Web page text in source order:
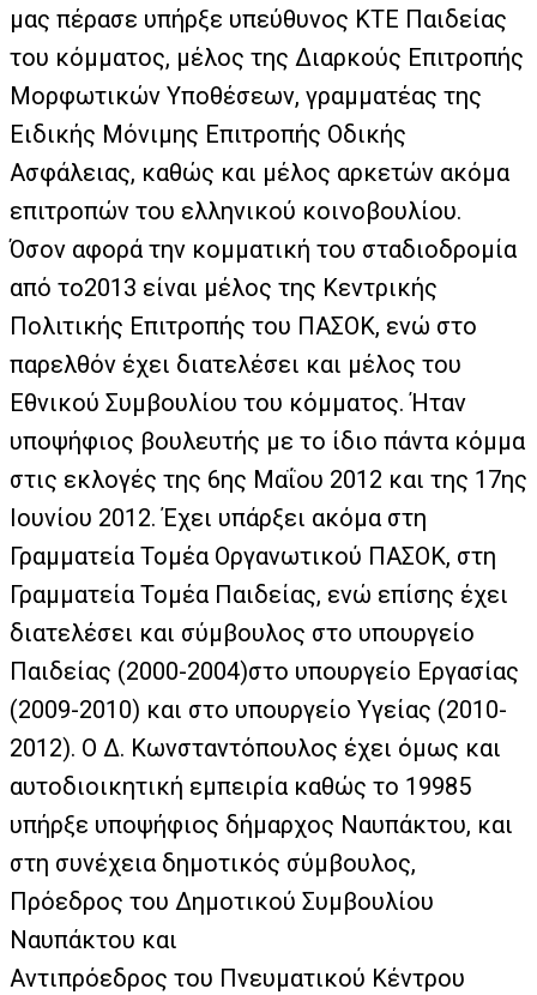
μας πέρασε υπήρξε υπεύθυνος ΚΤΕ Παιδείας
του κόμματος, μέλος της Διαρκούς Επιτροπής
Μορφωτικών Υποθέσεων, γραμματέας της
Ειδικής Μόνιμης Επιτροπής Οδικής
Ασφάλειας, καθώς και μέλος αρκετών ακόμα
επιτροπών του ελληνικού κοινοβουλίου.
Όσον αφορά την κομματική του σταδιοδρομία
από το2013 είναι μέλος της Κεντρικής
Πολιτικής Επιτροπής του ΠΑΣΟΚ, ενώ στο
παρελθόν έχει διατελέσει και μέλος του
Εθνικού Συμβουλίου του κόμματος. Ήταν
υποψήφιος βουλευτής με το ίδιο πάντα κόμμα
στις εκλογές της 6ης Μαΐου 2012 και της 17ης
Ιουνίου 2012. Έχει υπάρξει ακόμα στη
Γραμματεία Τομέα Οργανωτικού ΠΑΣΟΚ, στη
Γραμματεία Τομέα Παιδείας, ενώ επίσης έχει
διατελέσει και σύμβουλος στο υπουργείο
Παιδείας (2000-2004)στο υπουργείο Εργασίας
(2009-2010) και στο υπουργείο Υγείας (2010-
2012). Ο Δ. Κωνσταντόπουλος έχει όμως και
αυτοδιοικητική εμπειρία καθώς το 19985
υπήρξε υποψήφιος δήμαρχος Ναυπάκτου, και
στη συνέχεια δημοτικός σύμβουλος,
Πρόεδρος του Δημοτικού Συμβουλίου
Ναυπάκτου και
Αντιπρόεδρος του Πνευματικού Κέντρου